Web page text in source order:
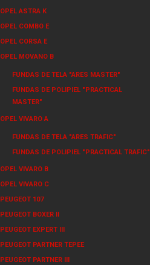
OPEL ASTRA K
OPEL COMBO E
OPEL CORSA E
OPEL MOVANO B
FUNDAS DE TELA "ARES MASTER"
FUNDAS DE POLIPIEL "PRACTICAL
MASTER"
OPEL VIVARO A
FUNDAS DE TELA "ARES TRAFIC"
FUNDAS DE POLIPIEL "PRACTICAL TRAFIC"
OPEL VIVARO B
OPEL VIVARO C
PEUGEOT 107
PEUGEOT BOXER II
PEUGEOT EXPERT III
PEUGEOT PARTNER TEPEE
PEUGEOT PARTNER III